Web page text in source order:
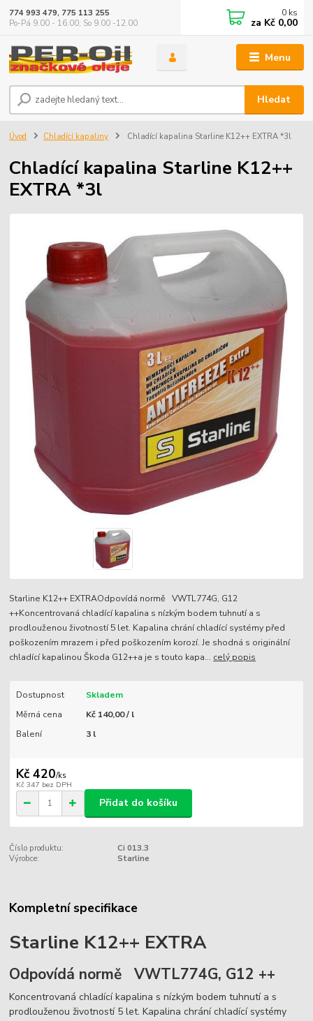
Menu
Hledat
774 993 479, 775 113 255
Po-Pá 9.00 - 16.00, So 9.00 -12.00
0 ks
za Kč 0,00
Úvod Chladící kapaliny Chladící kapalina Starline K12++ EXTRA *3l
Chladící kapalina Starline K12++
EXTRA *3l
Starline K12++ EXTRAOdpovídá normě VWTL774G, G12
++Koncentrovaná chladící kapalina s nízkým bodem tuhnutí a s
prodlouženou životností 5 let. Kapalina chrání chladící systémy před
poškozením mrazem i před poškozením korozí. Je shodná s originální
chladící kapalinou Škoda G12++a je s touto kapa... celý popis
Dostupnost
Skladem
Měrná cena
Kč 140,00 / l
Balení
3 l
Kč 420/ks
Kč 347 bez DPH
Přidat do košíku
Číslo produktu:
Ci 013.3
Výrobce:
Starline
Kompletní specifikace
Starline K12++ EXTRA
Odpovídá normě VWTL774G, G12 ++
Koncentrovaná chladící kapalina s nízkým bodem tuhnutí a s
prodlouženou životností 5 let. Kapalina chrání chladící systémy